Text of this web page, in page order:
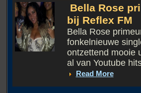
Bella Rose
bij Reflex FM
Bella Rose
fonkelnieuwe
ontzettend mooie
al van Youtube
Read More